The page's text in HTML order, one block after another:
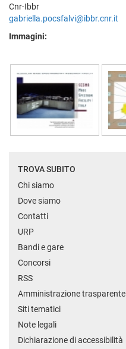
Cnr-Ibbr
gabriella.pocsfalvi@ibbr.cnr.it
Immagini:
TROVA SUBITO
Chi siamo
Dove siamo
Contatti
URP
Bandi e gare
Concorsi
RSS
Amministrazione trasparente
Siti tematici
Note legali
Dichiarazione di accessibilità